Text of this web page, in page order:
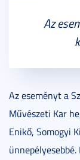
Az
Az eseményt a
Művészeti Kar
Enikő, Somogyi